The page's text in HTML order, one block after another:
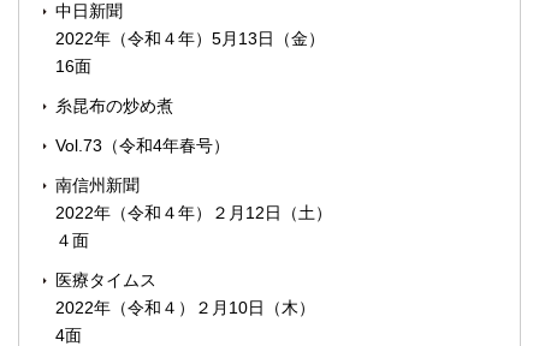
中日新聞
2022年（令和４年）5月13日（金）
16面
糸昆布の炒め煮
Vol.73（令和4年春号）
南信州新聞
2022年（令和４年）２月12日（土）
４面
医療タイムス
2022年（令和４）２月10日（木）
4面